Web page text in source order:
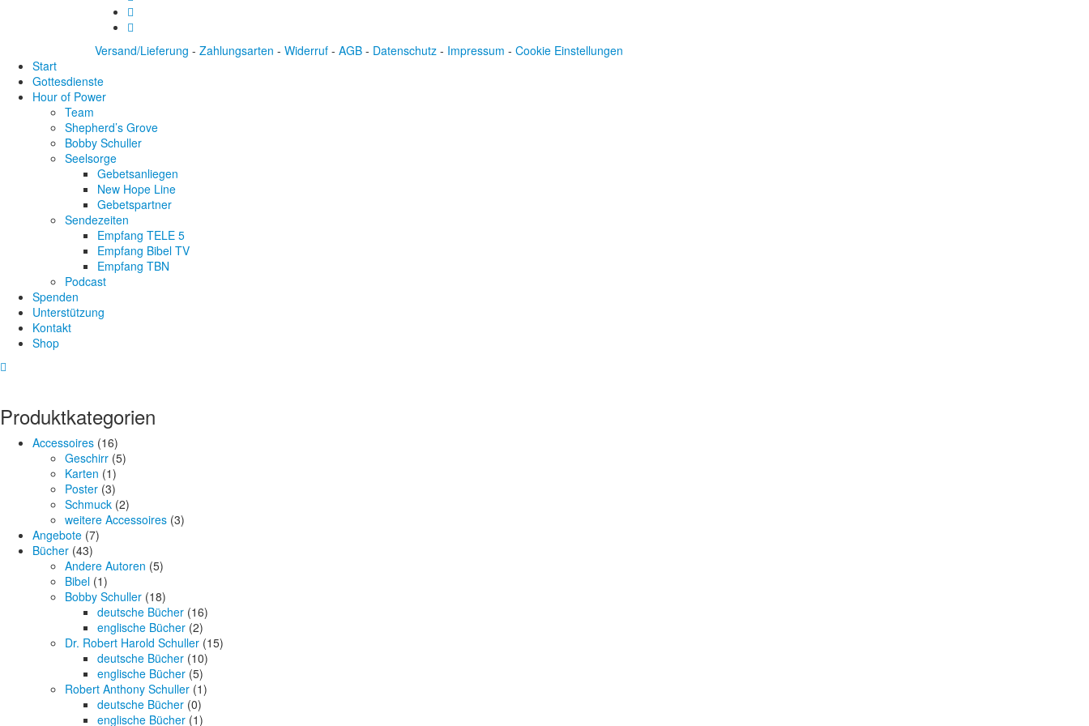
Versand/Lieferung - Zahlungsarten - Widerruf - AGB - Datenschutz - Impressum - Cookie Einstellungen
Start
Gottesdienste
Hour of Power
Team
Shepherd’s Grove
Bobby Schuller
Seelsorge
Gebetsanliegen
New Hope Line
Gebetspartner
Sendezeiten
Empfang TELE 5
Empfang Bibel TV
Empfang TBN
Podcast
Spenden
Unterstützung
Kontakt
Shop
Produktkategorien
Accessoires (16)
Geschirr (5)
Karten (1)
Poster (3)
Schmuck (2)
weitere Accessoires (3)
Angebote (7)
Bücher (43)
Andere Autoren (5)
Bibel (1)
Bobby Schuller (18)
deutsche Bücher (16)
englische Bücher (2)
Dr. Robert Harold Schuller (15)
deutsche Bücher (10)
englische Bücher (5)
Robert Anthony Schuller (1)
deutsche Bücher (0)
englische Bücher (1)